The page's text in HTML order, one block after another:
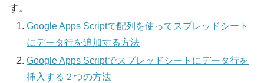
す。
Google Apps Scriptで配列を使ってスプレッドシート
にデータ行を追加する方法
Google Apps Scriptでスプレッドシートにデータ行を
挿入する２つの方法